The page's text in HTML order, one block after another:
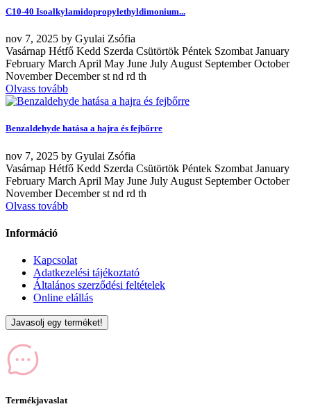
C10-40 Isoalkylamidopropylethyldimonium...
nov 7, 2025 by Gyulai Zsófia
Vasárnap Hétfő Kedd Szerda Csütörtök Péntek Szombat January
February March April May June July August September October
November December st nd rd th
Olvass tovább
Benzaldehyde hatása a hajra és fejbőrre
nov 7, 2025 by Gyulai Zsófia
Vasárnap Hétfő Kedd Szerda Csütörtök Péntek Szombat January
February March April May June July August September October
November December st nd rd th
Olvass tovább
Információ
Kapcsolat
Adatkezelési tájékoztató
Általános szerződési feltételek
Online elállás
Javasolj egy terméket!
Termékjavaslat